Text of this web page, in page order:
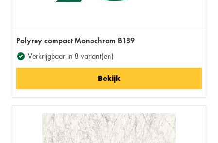
Polyrey compact Monochrom B189
Verkrijgbaar in 8 variant(en)
Bekijk